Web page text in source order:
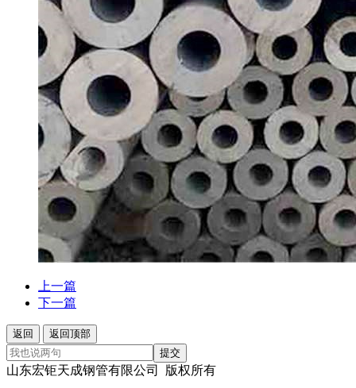
上一篇
下一篇
返回
返回顶部
提交
山东宏钜天成钢管有限公司 版权所有